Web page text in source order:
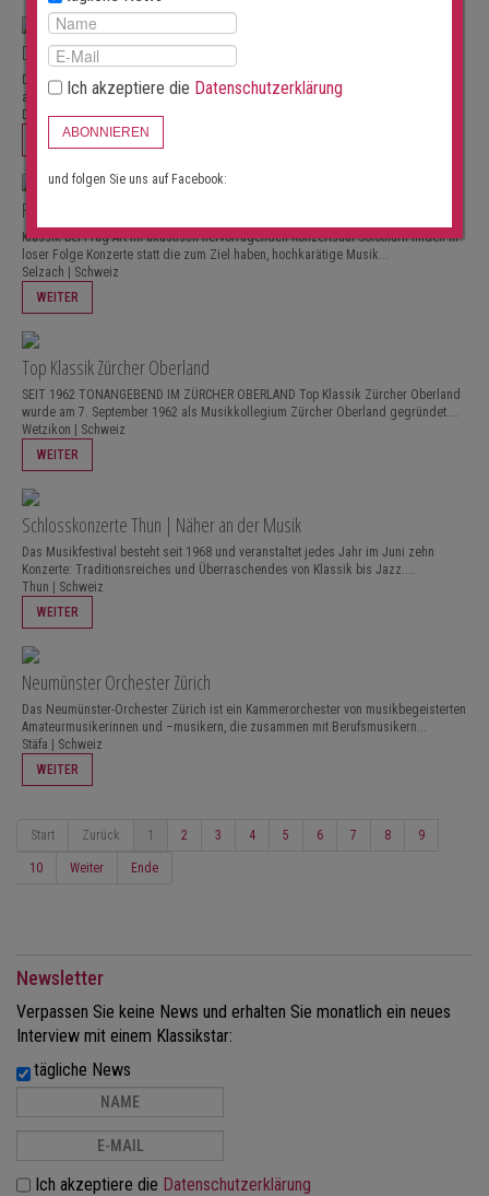
DAVOS FESTIVAL – young artists in concert
Das DAVOS FESTIVAL – young artists in concert bietet eine international
anerkannte und einzigartige Plattform für besonders talentierte junge...
Davos Platz | Schweiz
WEITER
Frag-Art in Solothurnvon
Klassik bei Frag-Art Im akustisch hervorragenden Konzertsaal Solothurn finden in
loser Folge Konzerte statt die zum Ziel haben, hochkarätige Musik...
Selzach | Schweiz
WEITER
Top Klassik Zürcher Oberland
SEIT 1962 TONANGEBEND IM ZÜRCHER OBERLAND Top Klassik Zürcher Oberland
wurde am 7. September 1962 als Musikkollegium Zürcher Oberland gegründet....
Wetzikon | Schweiz
WEITER
Schlosskonzerte Thun | Näher an der Musik
Das Musikfestival besteht seit 1968 und veranstaltet jedes Jahr im Juni zehn
Konzerte: Traditionsreiches und Überraschendes von Klassik bis Jazz....
Thun | Schweiz
WEITER
Neumünster Orchester Zürich
Das Neumünster-Orchester Zürich ist ein Kammerorchester von musikbegeisterten
Amateurmusikerinnen und –musikern, die zusammen mit Berufsmusikern...
Stäfa | Schweiz
WEITER
Start Zurück 1 2 3 4 5 6 7 8 9
10 Weiter Ende
Newsletter
Verpassen Sie keine News und erhalten Sie monatlich ein neues
Interview mit einem Klassikstar:
tägliche News
Ich akzeptiere die Datenschutzerklärung
Ich akzeptiere die Datenschutzerklärung
ABONNIEREN
und folgen Sie uns auf Facebook: